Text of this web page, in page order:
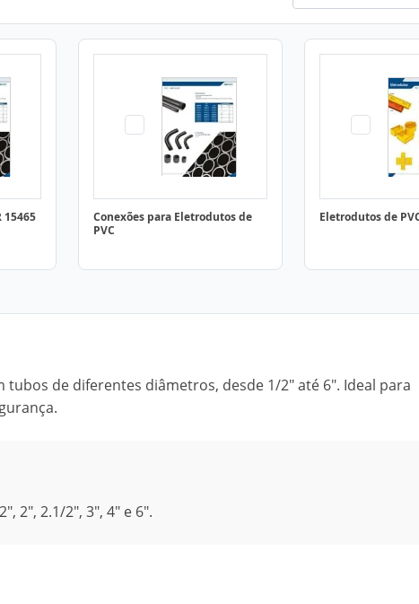
15465
Conexões para Eletrodutos de
PVC
Eletrodutos de
de diferentes diâmetros, desde 1/2" até 6". Ideal para
2", 2.1/2", 3", 4" e 6".